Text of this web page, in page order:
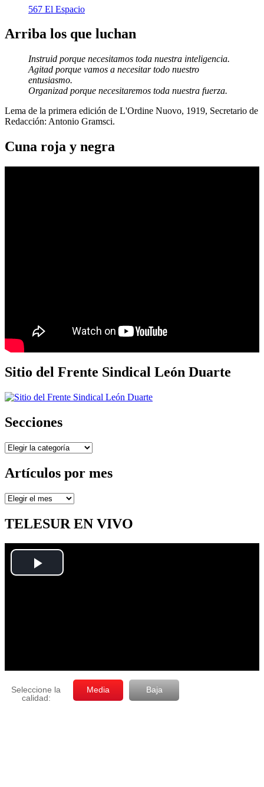
567 El Espacio
Arriba los que luchan
Instruid porque necesitamos toda nuestra inteligencia.
Agitad porque vamos a necesitar todo nuestro
entusiasmo.
Organizad porque necesitaremos toda nuestra fuerza.
Lema de la primera edición de L'Ordine Nuovo, 1919, Secretario de
Redacción: Antonio Gramsci.
Cuna roja y negra
Sitio del Frente Sindical León Duarte
Secciones
Secciones
Artículos por mes
Artículos
mes
TELESUR EN VIVO